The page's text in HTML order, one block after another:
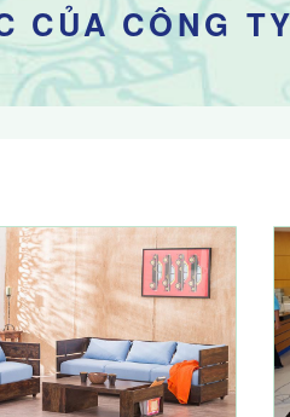
CỦA CÔNG